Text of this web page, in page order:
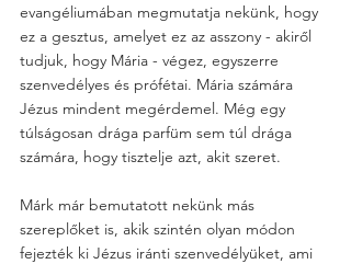
evangéliumában megmutatja nekünk, hogy
ez a gesztus, amelyet ez az asszony - akiről
tudjuk, hogy Mária - végez, egyszerre
szenvedélyes és prófétai. Mária számára
Jézus mindent megérdemel. Még egy
túlságosan drága parfüm sem túl drága
számára, hogy tisztelje azt, akit szeret.
Márk már bemutatott nekünk más
szereplőket is, akik szintén olyan módon
fejezték ki Jézus iránti szenvedélyüket, ami